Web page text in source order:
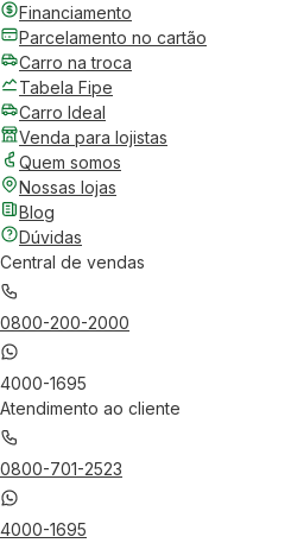
Financiamento
Parcelamento no cartão
Carro na troca
Tabela Fipe
Carro Ideal
Venda para lojistas
Quem somos
Nossas lojas
Blog
Dúvidas
Central de vendas
0800-200-2000
4000-1695
Atendimento ao cliente
0800-701-2523
4000-1695